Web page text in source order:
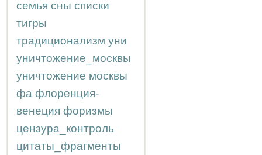
семья сны списки
тигры
традиционализм уни
уничтожение_москвы
уничтожение москвы
фа флоренция-
венеция форизмы
цензура_контроль
цитаты_фрагменты